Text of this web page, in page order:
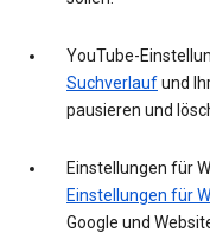
YouTube-
Suchverlaufund
pausieren und
Einstellungen für
Einstellungen für
Google und